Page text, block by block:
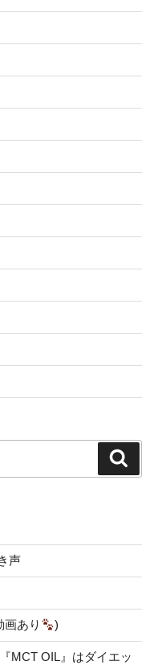
声
画あり )
MCT OIL』はダイエッ